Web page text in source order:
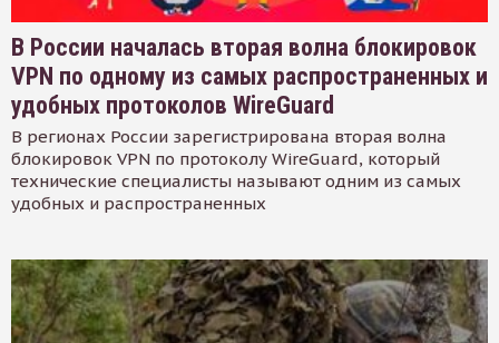
В России началась вторая волна блокировок
VPN по одному из самых распространенных и
удобных протоколов WireGuard
В регионах России зарегистрирована вторая волна
блокировок VPN по протоколу WireGuard, который
технические специалисты называют одним из самых
удобных и распространенных